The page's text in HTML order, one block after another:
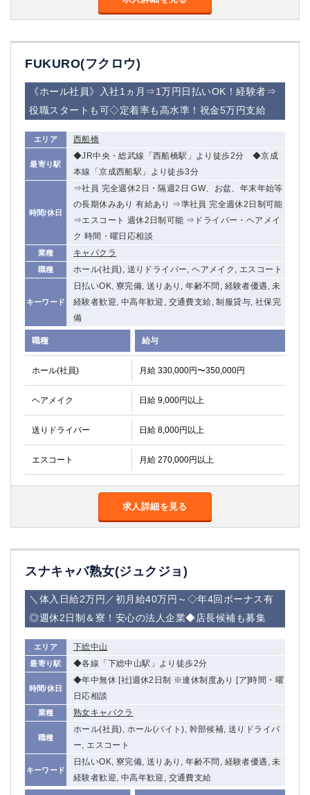
FUKURO(フクロウ)
《ホール社員》入社1ヵ月⇒1万円日払いOK！経験者⇒
役職スタートも可◇定着率も高水準！祝金5万円支給
エリア 西船橋
最寄り駅
◆JR中央・総武線「西船橋駅」より徒歩2分 ◆京成
本線「京成西船駅」より徒歩3分
時間/休日
⇒社員 完全週休2日・隔週2日 GW、お盆、年末年始等
の長期休みあり 有給あり ⇒準社員 完全週休2日制可能
⇒エスコート 週休2日制可能 ⇒ドライバー・ヘアメイ
ク 時間・曜日応相談
業種 キャバクラ
職種 ホール(社員), 送りドライバー, ヘアメイク, エスコート
キーワード
日払いOK, 寮完備, 送りあり, 年齢不問, 経験者優遇, 未
経験者歓迎, 中高年歓迎, 交通費支給, 制服貸与, 社保完
備
職種 給与
ホール(社員) 月給 330,000円〜350,000円
ヘアメイク 日給 9,000円以上
送りドライバー 日給 8,000円以上
エスコート 月給 270,000円以上
求人詳細を見る
スナキャバ熟女(ジュクジョ)
＼体入日給2万円／初月給40万円～◇年4回ボーナス有
◎週休2日制＆寮！安心の法人企業◆店長候補も募集
エリア 下総中山
最寄り駅 ◆各線「下総中山駅」より徒歩2分
時間/休日
◆年中無休 [社]週休2日制 ※連休制度あり [ア]時間・曜
日応相談
業種 熟女キャバクラ
職種
ホール(社員), ホール(バイト), 幹部候補, 送りドライバ
ー, エスコート
キーワード
日払いOK, 寮完備, 送りあり, 年齢不問, 経験者優遇, 未
経験者歓迎, 中高年歓迎, 交通費支給